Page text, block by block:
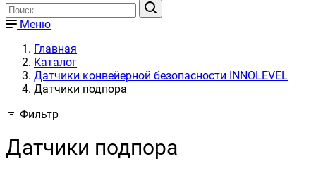
Меню
Главная
Каталог
Датчики конвейерной безопасности INNOLEVEL
Датчики подпора
Фильтр
Датчики подпора